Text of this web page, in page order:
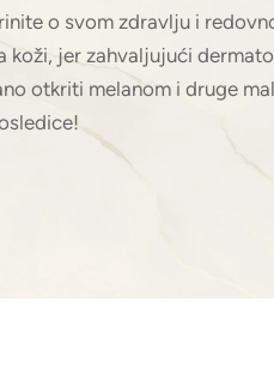
o svom zdravlju i
koži, jer zahvaljujući
otkriti melanom i druge